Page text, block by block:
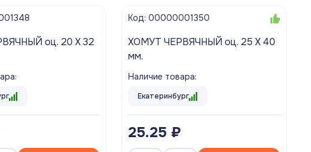
Код: 00000001350
ХОМУТ ЧЕРВЯЧНЫЙ оц. 25 Х 40
мм.
Наличие товара:
Екатеринбург
25.25 ₽